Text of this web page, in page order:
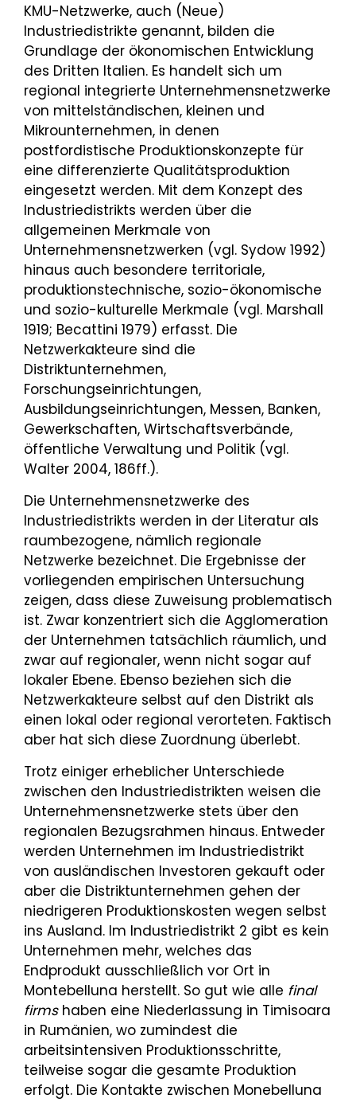
KMU-Netzwerke, auch (Neue)
Industriedistrikte genannt, bilden die
Grundlage der ökonomischen Entwicklung
des Dritten Italien. Es handelt sich um
regional integrierte Unternehmensnetzwerke
von mittelständischen, kleinen und
Mikrounternehmen, in denen
postfordistische Produktionskonzepte für
eine differenzierte Qualitätsproduktion
eingesetzt werden. Mit dem Konzept des
Industriedistrikts werden über die
allgemeinen Merkmale von
Unternehmensnetzwerken (vgl. Sydow 1992)
hinaus auch besondere territoriale,
produktionstechnische, sozio-ökonomische
und sozio-kulturelle Merkmale (vgl. Marshall
1919; Becattini 1979) erfasst. Die
Netzwerkakteure sind die
Distriktunternehmen,
Forschungseinrichtungen,
Ausbildungseinrichtungen, Messen, Banken,
Gewerkschaften, Wirtschaftsverbände,
öffentliche Verwaltung und Politik (vgl.
Walter 2004, 186ff.).
Die Unternehmensnetzwerke des
Industriedistrikts werden in der Literatur als
raumbezogene, nämlich regionale
Netzwerke bezeichnet. Die Ergebnisse der
vorliegenden empirischen Untersuchung
zeigen, dass diese Zuweisung problematisch
ist. Zwar konzentriert sich die Agglomeration
der Unternehmen tatsächlich räumlich, und
zwar auf regionaler, wenn nicht sogar auf
lokaler Ebene. Ebenso beziehen sich die
Netzwerkakteure selbst auf den Distrikt als
einen lokal oder regional verorteten. Faktisch
aber hat sich diese Zuordnung überlebt.
Trotz einiger erheblicher Unterschiede
zwischen den Industriedistrikten weisen die
Unternehmensnetzwerke stets über den
regionalen Bezugsrahmen hinaus. Entweder
werden Unternehmen im Industriedistrikt
von ausländischen Investoren gekauft oder
aber die Distriktunternehmen gehen der
niedrigeren Produktionskosten wegen selbst
ins Ausland. Im Industriedistrikt 2 gibt es kein
Unternehmen mehr, welches das
Endprodukt ausschließlich vor Ort in
Montebelluna herstellt. So gut wie alle final
firmshaben eine Niederlassung in Timisoara
in Rumänien, wo zumindest die
arbeitsintensiven Produktionsschritte,
teilweise sogar die gesamte Produktion
erfolgt. Die Kontakte zwischen Monebelluna